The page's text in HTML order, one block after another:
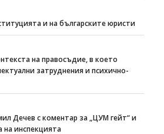
и на българските юристи
на правосъдие, в което
затруднения и психично-
Дечев с коментар за „ЦУМ гейт“ и
на инспекцията